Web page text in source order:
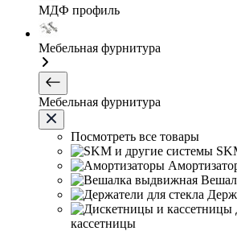
МДФ профиль
Мебельная фурнитура
Мебельная фурнитура
Посмотреть все товары
кассетницы